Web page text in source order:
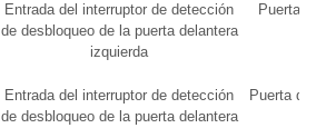
Entrada del interruptor de detección
de desbloqueo de la puerta delantera
izquierda
Puerta
Entrada del interruptor de detección
de desbloqueo de la puerta delantera
Puerta